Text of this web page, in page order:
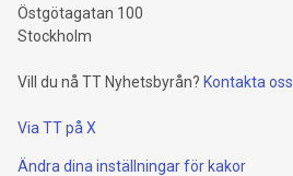
Östgötagatan 100
Stockholm
Vill du nå TT Nyhetsbyrån? Kontakta oss
Via TT på X
Ändra dina inställningar för kakor